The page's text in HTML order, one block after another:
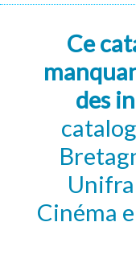
Ce
des
Cinéma